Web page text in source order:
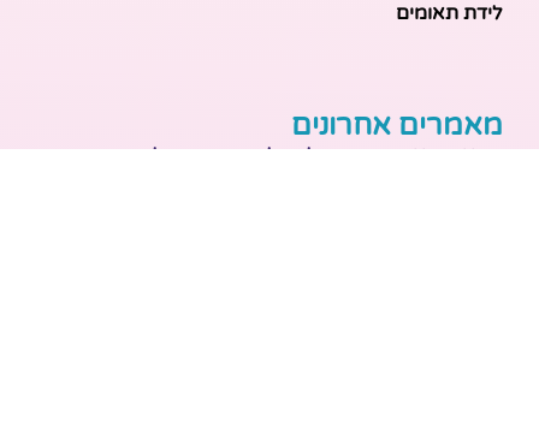
לידת תאומים
מאמרים אחרונים
בריאות האם והעובר: כל הכלים והבדיקות להריון בטוח